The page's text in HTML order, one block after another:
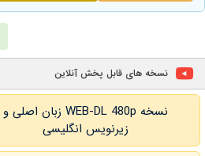
نسخه های قابل پخش آنلاین
نسخه WEB-DL 480p زبان اصلی و
زیرنویس انگلیسی